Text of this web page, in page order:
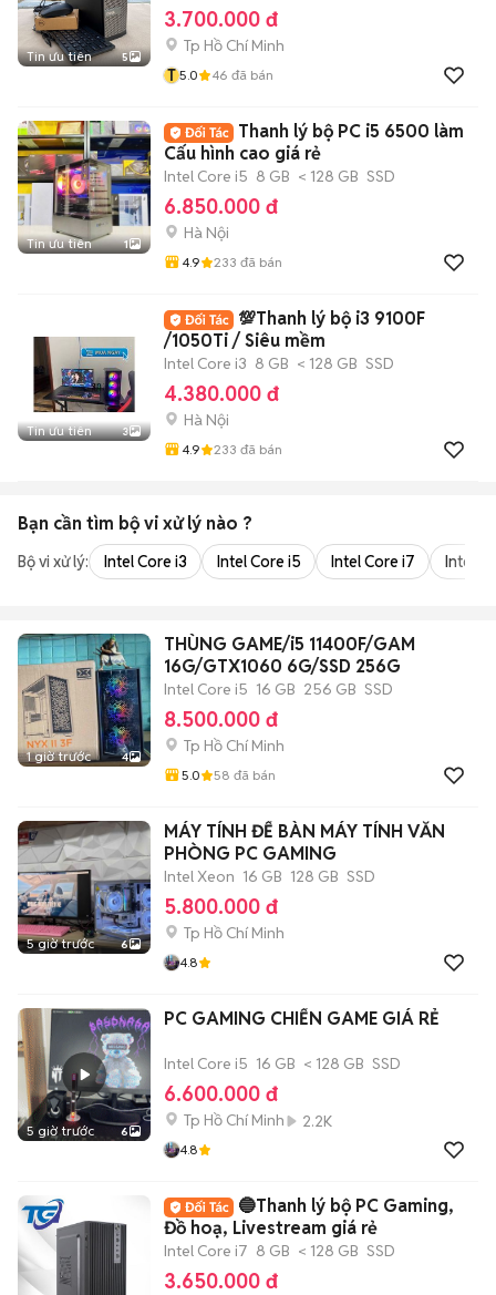
Tin ưu tiên 5
3.700.000 đ
Tp Hồ Chí Minh
T 5.0 46 đã bán
Tin ưu tiên 1
Thanh lý bộ PC i5 6500 làm
Cấu hình cao giá rẻ
Intel Core i5 8 GB < 128 GB SSD
6.850.000 đ
Hà Nội
4.9 233 đã bán
Tin ưu tiên 3
💯Thanh lý bộ i3 9100F
/1050Ti / Siêu mềm
Intel Core i3 8 GB < 128 GB SSD
4.380.000 đ
Hà Nội
4.9 233 đã bán
Bạn cần tìm bộ vi xử lý nào ?
Bộ vi xử lý: Intel Core i3 Intel Core i5 Intel Core i7 Intel
1 giờ trước 4
THÙNG GAME/i5 11400F/GAM
16G/GTX1060 6G/SSD 256G
Intel Core i5 16 GB 256 GB SSD
8.500.000 đ
Tp Hồ Chí Minh
5.0 58 đã bán
5 giờ trước 6
MÁY TÍNH ĐỂ BÀN MÁY TÍNH VĂN
PHÒNG PC GAMING
Intel Xeon 16 GB 128 GB SSD
5.800.000 đ
Tp Hồ Chí Minh
4.8
5 giờ trước 6
PC GAMING CHIẾN GAME GIÁ RẺ
Intel Core i5 16 GB < 128 GB SSD
6.600.000 đ
Tp Hồ Chí Minh 2.2K
4.8
🔵Thanh lý bộ PC Gaming,
Đồ hoạ, Livestream giá rẻ
Intel Core i7 8 GB < 128 GB SSD
3.650.000 đ